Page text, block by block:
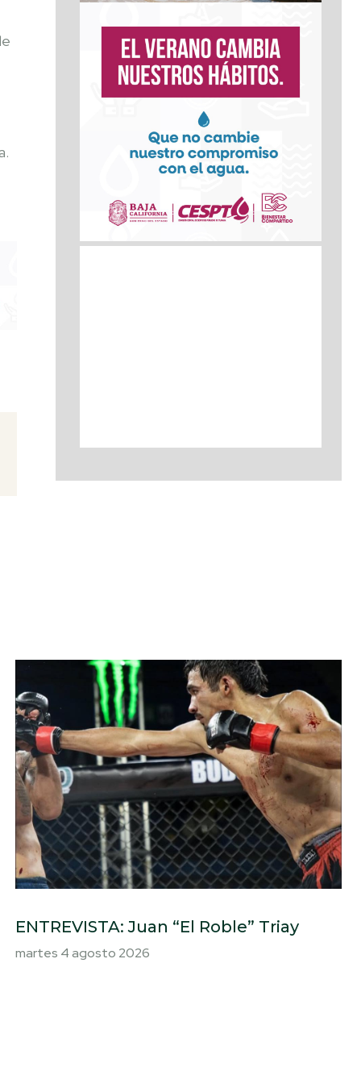
ENTREVISTA: Juan “El Roble” Triay
martes 4 agosto 2026